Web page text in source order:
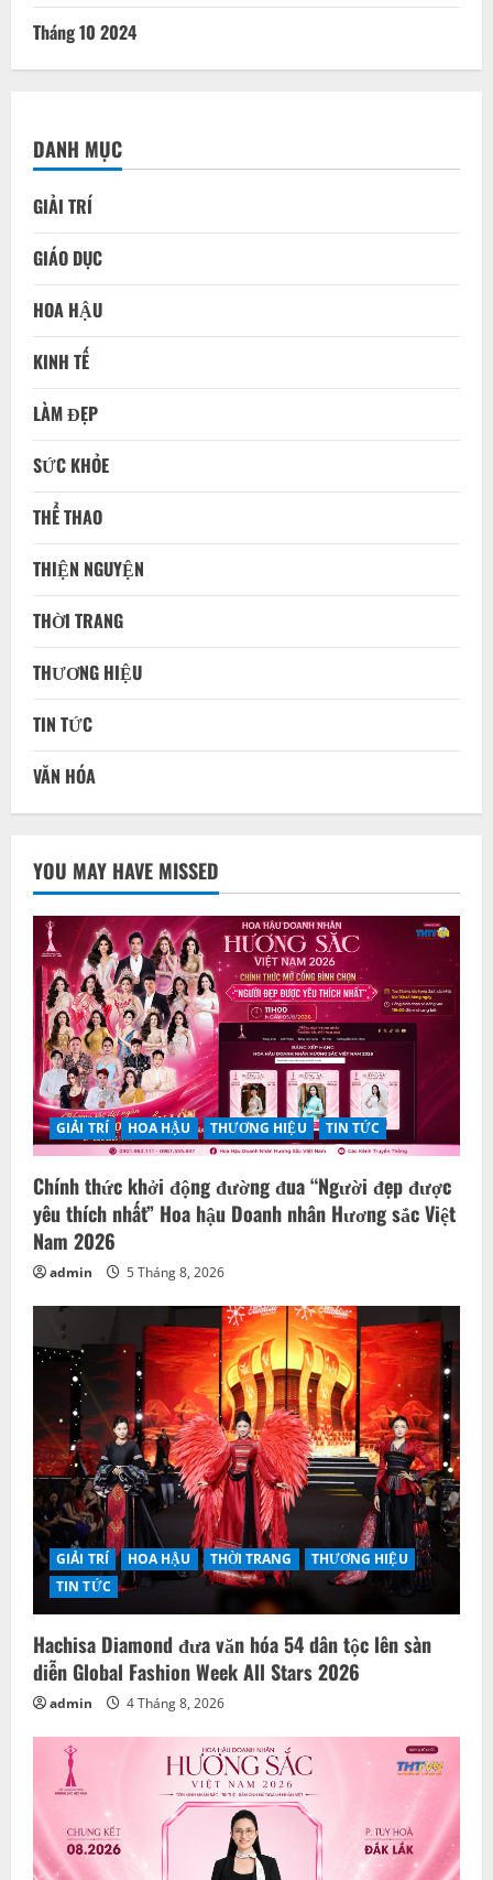
Tháng 10 2024
DANH MỤC
GIẢI TRÍ
GIÁO DỤC
HOA HẬU
KINH TẾ
LÀM ĐẸP
SỨC KHỎE
THỂ THAO
THIỆN NGUYỆN
THỜI TRANG
THƯƠNG HIỆU
TIN TỨC
VĂN HÓA
YOU MAY HAVE MISSED
GIẢI TRÍ HOA HẬU THƯƠNG HIỆU TIN TỨC
Chính thức khởi động đường đua “Người đẹp được
yêu thích nhất” Hoa hậu Doanh nhân Hương sắc Việt
Nam 2026
admin 5 Tháng 8, 2026
GIẢI TRÍ HOA HẬU THỜI TRANG
THƯƠNG HIỆU
TIN TỨC
Hachisa Diamond đưa văn hóa 54 dân tộc lên sàn
diễn Global Fashion Week All Stars 2026
admin 4 Tháng 8, 2026